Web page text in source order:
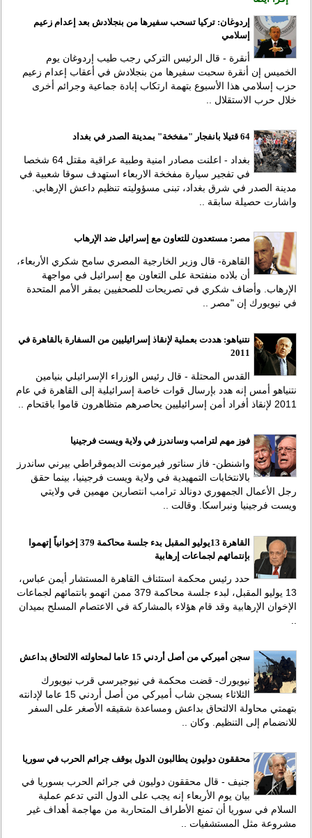
إردوغان: تركيا تسحب سفيرها من بنجلادش بعد إعدام زعيم
إسلامي
أنقرة - قال الرئيس التركي رجب طيب إردوغان يوم
الخميس إن أنقرة سحبت سفيرها من بنجلادش في أعقاب إعدام زعيم
حزب إسلامي هذا الأسبوع بتهمة ارتكاب إبادة جماعية وجرائم أخرى
خلال حرب الاستقلال ..
64 قتيلا بانفجار "مفخخة" بمدينة الصدر في بغداد
بغداد - اعلنت مصادر امنية وطبية عراقية مقتل 64 شخصا
في تفجير سيارة مفخخة الاربعاء استهدف سوقا شعبية في
مدينة الصدر في شرق بغداد، تبنى مسؤوليته تنظيم داعش الإرهابي.
واشارت حصيلة سابقة ..
مصر: مستعدون للتعاون مع إسرائيل ضد الإرهاب
القاهرة- قال وزير الخارجية المصري سامح شكري الأربعاء،
أن بلاده منفتحة على التعاون مع إسرائيل في مواجهة
الإرهاب. وأضاف شكري في تصريحات للصحفيين بمقر الأمم المتحدة
في نيويورك إن "مصر ..
نتنياهو: هددت بعملية لإنقاذ إسرائيليين من السفارة بالقاهرة في
2011
القدس المحتلة - قال رئيس الوزراء الإسرائيلي بنيامين
نتنياهو أمس إنه هدد بإرسال قوات خاصة إسرائيلية إلى القاهرة في عام
2011 لإنقاذ أفراد أمن إسرائيليين يحاصرهم متظاهرون قاموا باقتحام ..
فوز مهم لترامب وساندرز في ولاية ويست فرجينيا
واشنطن- فاز سناتور فيرمونت الديموقراطي بيرني ساندرز
بالانتخابات التمهيدية في ولاية ويست فرجينيا، بينما حقق
رجل الأعمال الجمهوري دونالد ترامب انتصارين مهمين في ولايتي
ويست فرجينيا ونبراسكا. وقالت ..
القاهرة 13يوليو المقبل بدء جلسة محاكمة 379 إخوانياً إتهموا
بإنتمائهم لجماعات إرهابية
حدد رئيس محكمة استئناف القاهرة المستشار أيمن عباس،
13 يوليو المقبل، لبدء جلسة محاكمة 379 ممن اتهمو بانتمائهم لجماعات
الإخوان الإرهابية وقد قام هؤلاء بالمشاركة في الاعتصام المسلح بميدان
سجن أميركي من أصل أردني 15 عاما لمحاولته الالتحاق بداعش
نيويورك- قضت محكمة في نيوجيرسي قرب نيويورك
الثلاثاء بسجن شاب أميركي من أصل أردني 15 عاما لإدانته
بتهمتي محاولة الالتحاق بداعش ومساعدة شقيقه الأصغر على السفر
للانضمام إلى التنظيم. وكان ..
محققون دوليون يطالبون الدول بوقف جرائم الحرب في سوريا
جنيف - قال محققون دوليون في جرائم الحرب بسوريا في
بيان يوم الأربعاء إنه يجب على الدول التي تدعم عملية
السلام في سوريا أن تمنع الأطراف المتحاربة من مهاجمة أهداف غير
مشروعة مثل المستشفيات ..